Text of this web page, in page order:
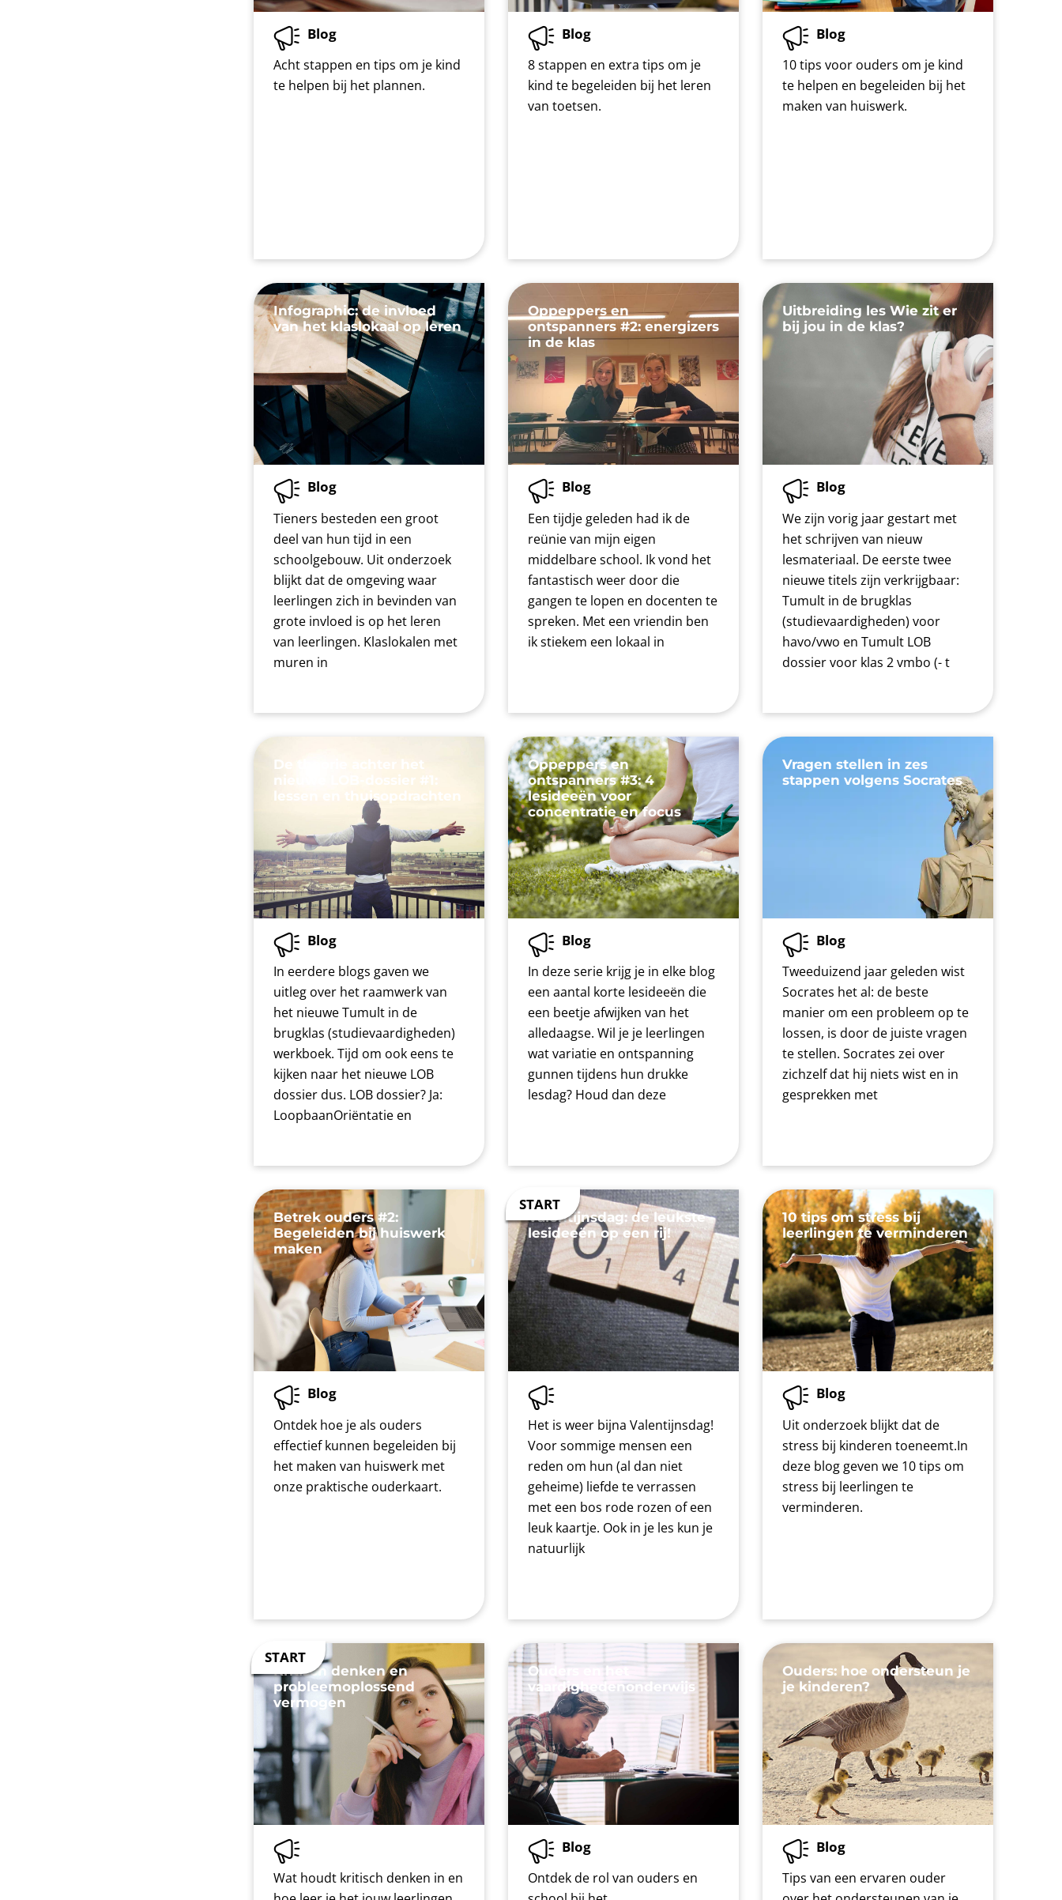
Blog
Acht stappen en tips om je kind
te helpen bij het plannen.
Blog
8 stappen en extra tips om je
kind te begeleiden bij het leren
van toetsen.
Blog
10 tips voor ouders om je kind
te helpen en begeleiden bij het
maken van huiswerk.
Infographic: de invloed
van het klaslokaal op leren
Blog
Tieners besteden een groot
deel van hun tijd in een
schoolgebouw. Uit onderzoek
blijkt dat de omgeving waar
leerlingen zich in bevinden van
grote invloed is op het leren
van leerlingen. Klaslokalen met
muren in
Oppeppers en
ontspanners #2: energizers
in de klas
Blog
Een tijdje geleden had ik de
reünie van mijn eigen
middelbare school. Ik vond het
fantastisch weer door die
gangen te lopen en docenten te
spreken. Met een vriendin ben
ik stiekem een lokaal in
Uitbreiding les Wie zit er
bij jou in de klas?
Blog
We zijn vorig jaar gestart met
het schrijven van nieuw
lesmateriaal. De eerste twee
nieuwe titels zijn verkrijgbaar:
Tumult in de brugklas
(studievaardigheden) voor
havo/vwo en Tumult LOB
dossier voor klas 2 vmbo (- t
De theorie achter het
nieuwe LOB-dossier #1:
lessen en thuisopdrachten
Blog
In eerdere blogs gaven we
uitleg over het raamwerk van
het nieuwe Tumult in de
brugklas (studievaardigheden)
werkboek. Tijd om ook eens te
kijken naar het nieuwe LOB
dossier dus. LOB dossier? Ja:
LoopbaanOriëntatie en
Oppeppers en
ontspanners #3: 4
lesideeën voor
concentratie en focus
Blog
In deze serie krijg je in elke blog
een aantal korte lesideeën die
een beetje afwijken van het
alledaagse. Wil je je leerlingen
wat variatie en ontspanning
gunnen tijdens hun drukke
lesdag? Houd dan deze
Vragen stellen in zes
stappen volgens Socrates
Blog
Tweeduizend jaar geleden wist
Socrates het al: de beste
manier om een probleem op te
lossen, is door de juiste vragen
te stellen. Socrates zei over
zichzelf dat hij niets wist en in
gesprekken met
Betrek ouders #2:
Begeleiden bij huiswerk
maken
Blog
Ontdek hoe je als ouders
effectief kunnen begeleiden bij
het maken van huiswerk met
onze praktische ouderkaart.
Valentijnsdag: de leukste
lesideeën op een rij!
Het is weer bijna Valentijnsdag!
Voor sommige mensen een
reden om hun (al dan niet
geheime) liefde te verrassen
met een bos rode rozen of een
leuk kaartje. Ook in je les kun je
natuurlijk
10 tips om stress bij
leerlingen te verminderen
Blog
Uit onderzoek blijkt dat de
stress bij kinderen toeneemt.In
deze blog geven we 10 tips om
stress bij leerlingen te
verminderen.
Kritisch denken en
probleemoplossend
vermogen
Wat houdt kritisch denken in en
Ouders en het
vaardighedenonderwijs
Blog
Ontdek de rol van ouders en
Ouders: hoe ondersteun je
je kinderen?
Blog
Tips van een ervaren ouder